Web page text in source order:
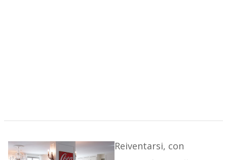
Reiventarsi, con